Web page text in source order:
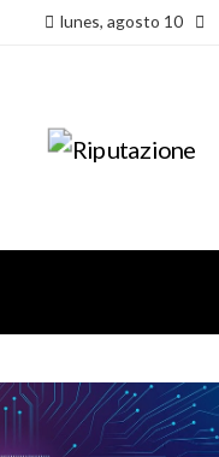
lunes, agosto 10